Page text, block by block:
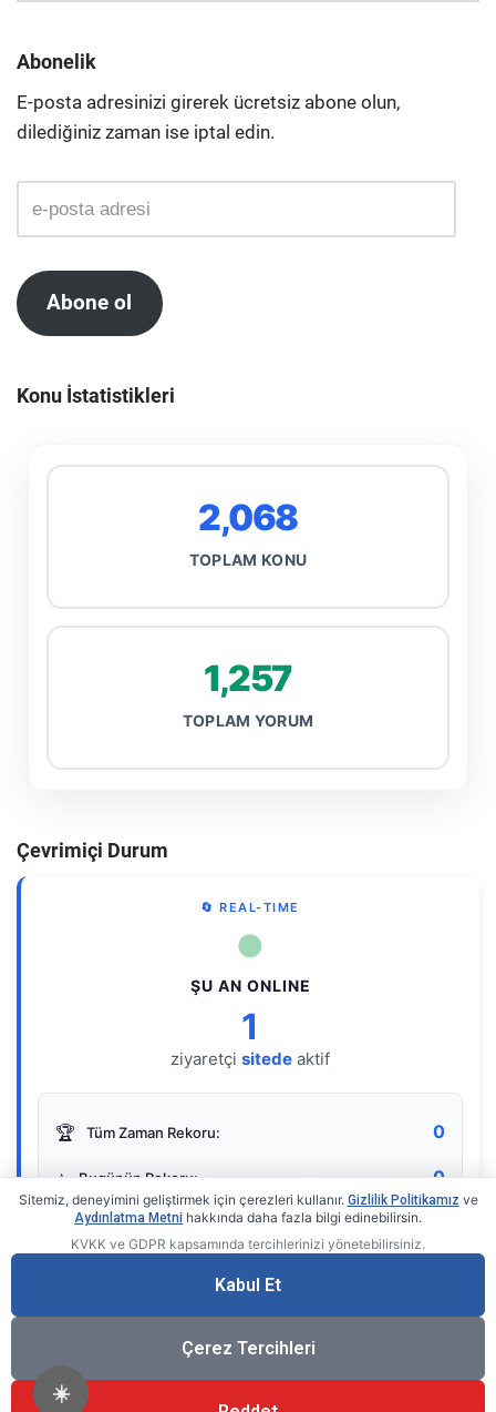
☀️
Abonelik
E-posta adresinizi girerek ücretsiz abone olun,
dilediğiniz zaman ise iptal edin.
Abone ol
Konu İstatistikleri
2,068
TOPLAM KONU
1,257
TOPLAM YORUM
Çevrimiçi Durum
🔄 REAL-TIME
●
ŞU AN ONLINE
1
ziyaretçi sitede aktif
🏆 Tüm Zaman Rekoru: 0
⭐ Bugünün Rekoru: 0
Gerçek zamanlı sayaç
Sitemiz, deneyimini geliştirmek için çerezleri kullanır. Gizlilik Politikamız ve
Aydınlatma Metni hakkında daha fazla bilgi edinebilirsin.
KVKK ve GDPR kapsamında tercihlerinizi yönetebilirsiniz.
Kabul Et
Çerez Tercihleri